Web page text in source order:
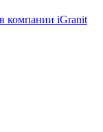
компании iGranit